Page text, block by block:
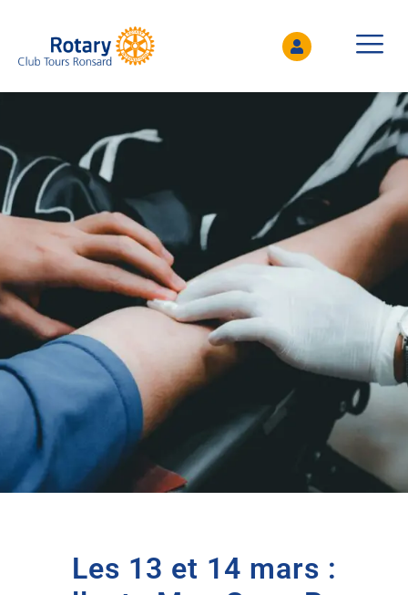
Les 13 et 14 mars :